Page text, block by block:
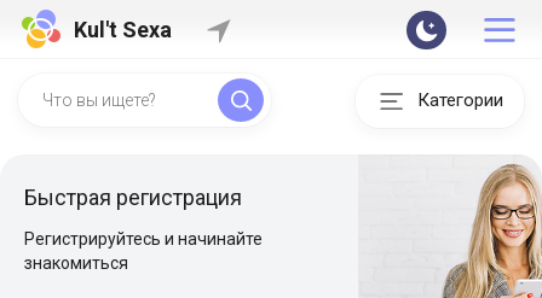
Kul't Sexa
Категории
Быстрая регистрация
Регистрируйтесь и начинайте
знакомиться